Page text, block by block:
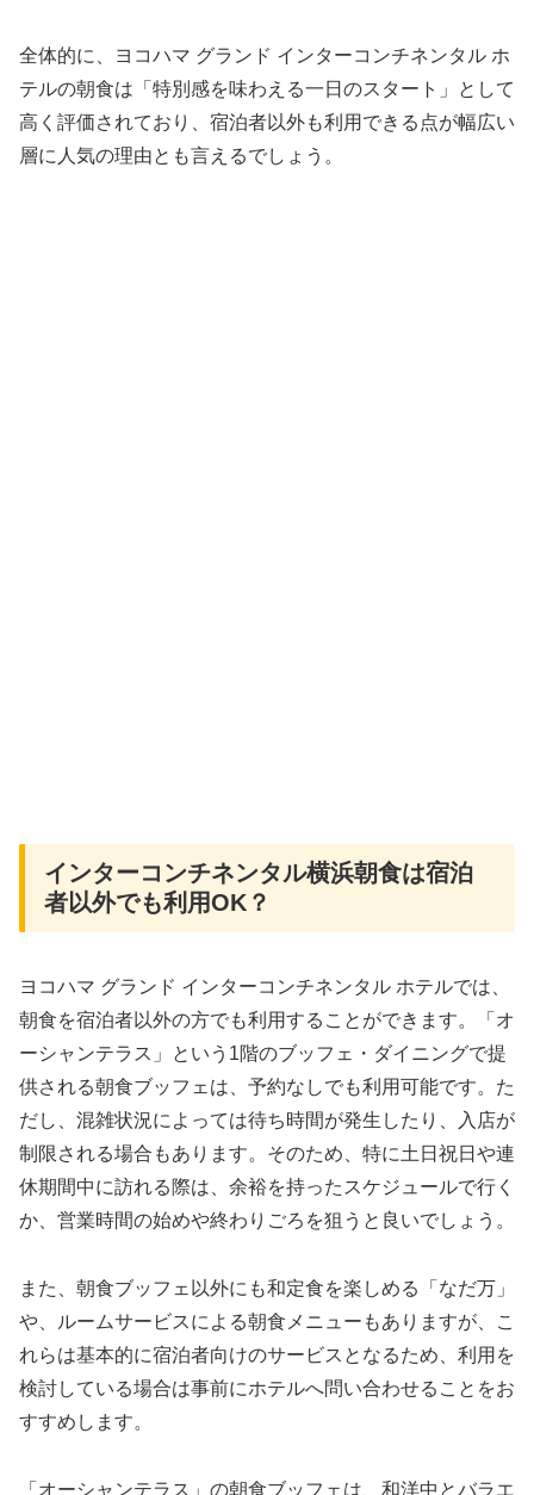
全体的に、ヨコハマ グランド インターコンチネンタル ホ
テルの朝食は「特別感を味わえる一日のスタート」として
高く評価されており、宿泊者以外も利用できる点が幅広い
層に人気の理由とも言えるでしょう。
インターコンチネンタル横浜朝食は宿泊
者以外でも利用OK？
ヨコハマ グランド インターコンチネンタル ホテルでは、
朝食を宿泊者以外の方でも利用することができます。「オ
ーシャンテラス」という1階のブッフェ・ダイニングで提
供される朝食ブッフェは、予約なしでも利用可能です。た
だし、混雑状況によっては待ち時間が発生したり、入店が
制限される場合もあります。そのため、特に土日祝日や連
休期間中に訪れる際は、余裕を持ったスケジュールで行く
か、営業時間の始めや終わりごろを狙うと良いでしょう。
また、朝食ブッフェ以外にも和定食を楽しめる「なだ万」
や、ルームサービスによる朝食メニューもありますが、こ
れらは基本的に宿泊者向けのサービスとなるため、利用を
検討している場合は事前にホテルへ問い合わせることをお
すすめします。
「オーシャンテラス」の朝食ブッフェは、和洋中とバラエ